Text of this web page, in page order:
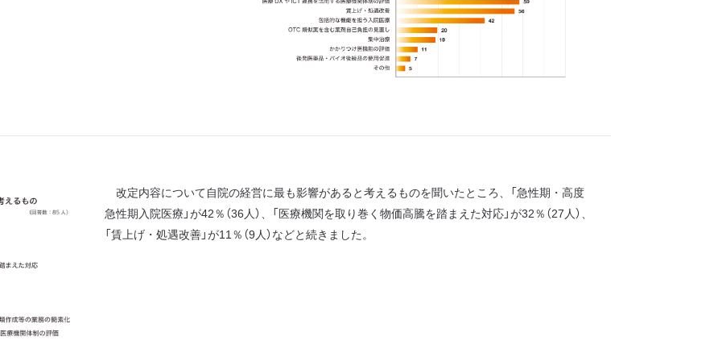
改定内容について自院の経営に最も影響があると考えるものを聞いたところ、「急性期・高度
急性期入院医療」が42％（36人）、「医療機関を取り巻く物価高騰を踏まえた対応」が32％（27人）、
「賃上げ・処遇改善」が11％（9人）などと続きました。